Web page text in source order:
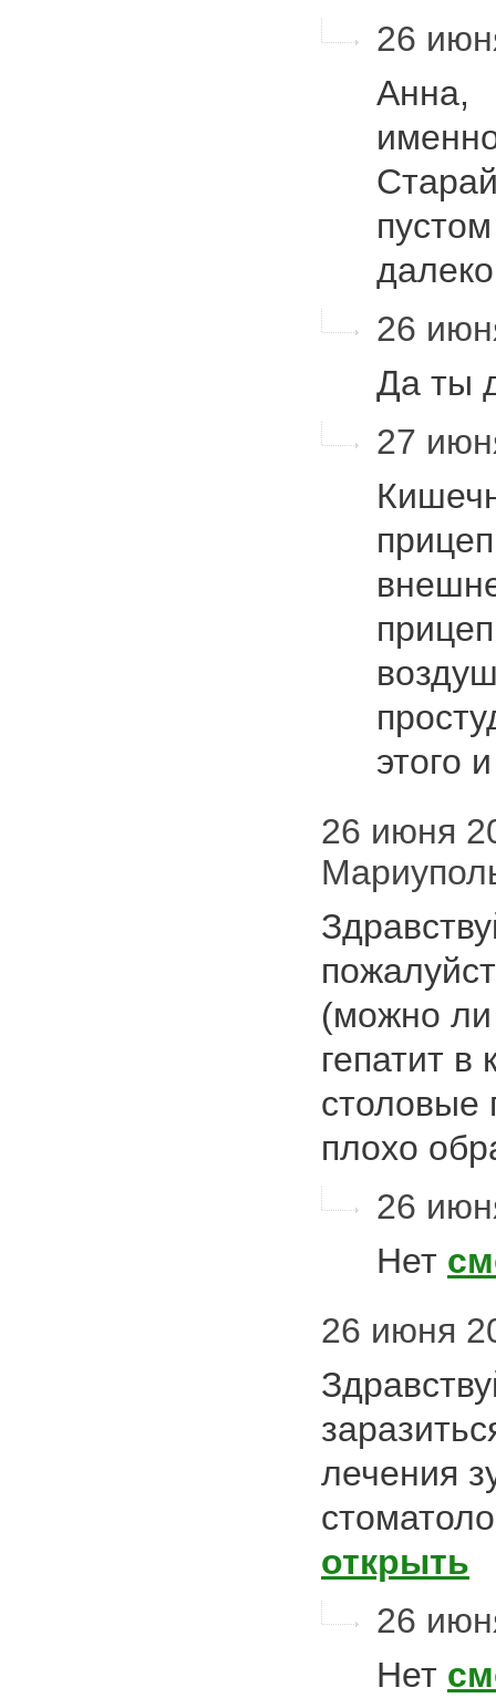
26
Анна,
26
Да ты
27
этого
26 июня
(можно ли
гепатит
столовые
плохо
26
Нет
26 июня
лечения
открыть
26
Нет